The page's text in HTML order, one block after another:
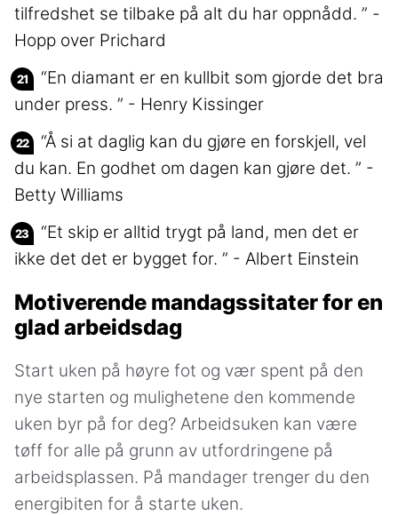
tilfredshet se tilbake på alt du har oppnådd. ” -
Hopp over Prichard
“En diamant er en kullbit som gjorde det bra
under press. ” - Henry Kissinger
“Å si at daglig kan du gjøre en forskjell, vel
du kan. En godhet om dagen kan gjøre det. ” -
Betty Williams
“Et skip er alltid trygt på land, men det er
ikke det det er bygget for. ” - Albert Einstein
Motiverende mandagssitater for en
glad arbeidsdag
Start uken på høyre fot og vær spent på den
nye starten og mulighetene den kommende
uken byr på for deg? Arbeidsuken kan være
tøff for alle på grunn av utfordringene på
arbeidsplassen. På mandager trenger du den
energibiten for å starte uken.